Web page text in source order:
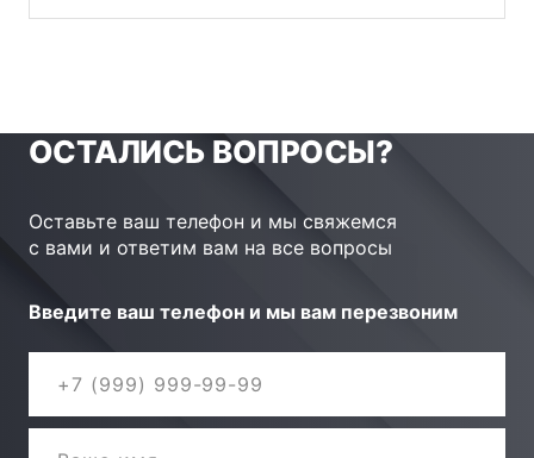
ОСТАЛИСЬ ВОПРОСЫ?
Оставьте ваш телефон и мы свяжемся
с вами и ответим вам на все вопросы
Введите ваш телефон и мы вам перезвоним